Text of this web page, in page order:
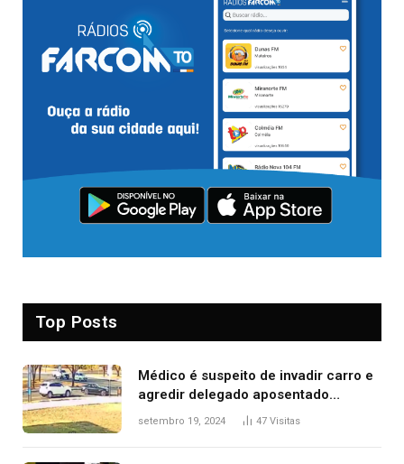
Top Posts
Médico é suspeito de invadir carro e
agredir delegado aposentado
durante confusão no trânsito
setembro 19, 2024 47 Visitas